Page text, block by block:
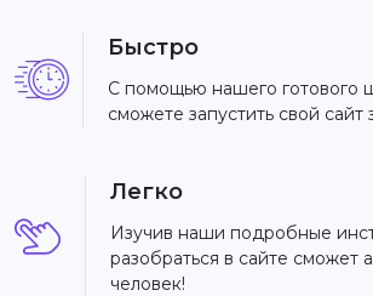
Быстро
С помощью нашего готового
сможете запустить свой сайт
Легко
Изучив наши подробные
разобраться в сайте сможет
человек!